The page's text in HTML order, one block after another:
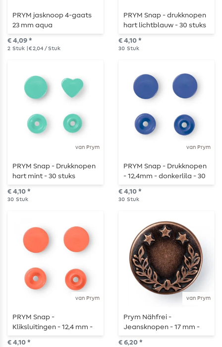
PRYM jasknoop 4-gaats
23 mm aqua
€ 4,09 *
2 Stuk | € 2,04 / Stuk
PRYM Snap - drukknopen
hart lichtblauw - 30 stuks
€ 4,10 *
30 Stuk
van Prym
PRYM Snap - Drukknopen
hart mint - 30 stuks
€ 4,10 *
30 Stuk
van Prym
PRYM Snap - Drukknopen
- 12,4mm - donkerlila - 30
stuks
€ 4,10 *
30 Stuk
van Prym
PRYM Snap -
Kliksluitingen - 12,4 mm -
Zalm - 30 stuks
€ 4,10 *
van Prym
Prym Nähfrei -
Jeansknopen - 17 mm -
antiek koper - 8 stuks
€ 6,20 *